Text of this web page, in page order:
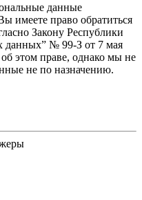
данные
имеете право обратиться
Закону Республики
данных” № 99-З от 7 мая
этом праве, однако мы не
не по назначению.